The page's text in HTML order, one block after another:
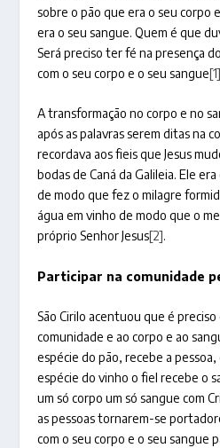
sobre o pão que era o seu corpo
era o seu sangue. Quem é que
Será preciso ter fé na presença
com o seu corpo e o seu sangue[1]
A transformação no corpo e no
após as palavras serem ditas na
recordava aos fieis que Jesus
bodas de Caná da Galileia. Ele
de modo que fez o milagre
água em vinho de modo que o
próprio Senhor Jesus[2].
Participar na comunidade
São Cirilo acentuou que é
comunidade e ao corpo e ao
espécie do pão, recebe a
espécie do vinho o fiel recebe o
um só corpo um só sangue com
as pessoas tornarem-se
com o seu corpo e o seu sangue